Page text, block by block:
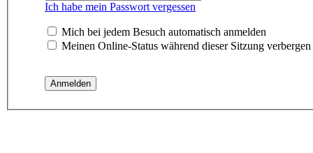
Ich habe mein Passwort vergessen
Mich bei jedem Besuch automatisch anmelden
Meinen Online-Status während dieser Sitzung verbergen